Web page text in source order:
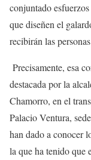
conjuntado
que diseñen el
recibirán las
Precisamente, esa
destacada por la
Chamorro, en el
Palacio Ventura,
han dado a conocer
la que ha tenido que